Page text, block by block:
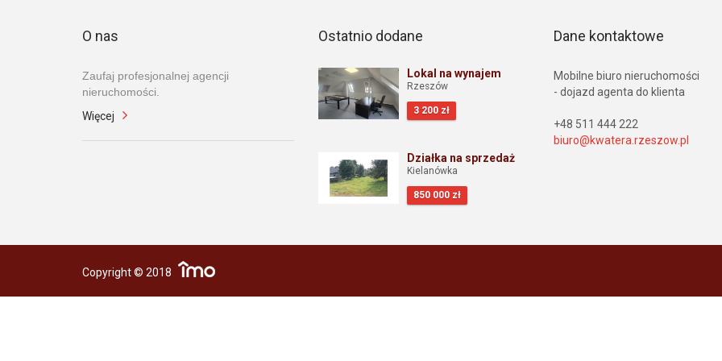
O nas
Zaufaj profesjonalnej agencji
nieruchomości.
Więcej
Ostatnio dodane
Lokal na wynajem
Rzeszów
3 200 zł
Działka na sprzedaż
Kielanówka
850 000 zł
Dane kontaktowe
Mobilne biuro nieruchomości
- dojazd agenta do klienta
+48 511 444 222
biuro@kwatera.rzeszow.pl
Copyright © 2018